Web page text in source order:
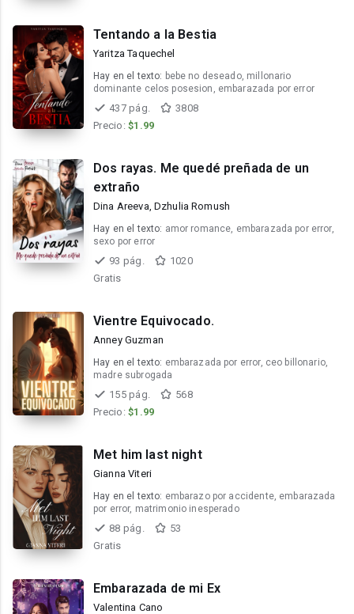
Tentando a la Bestia
Yaritza Taquechel
Hay en el texto: bebe no deseado, millonario
dominante celos posesion, embarazada por error
437 pág.
3808
Precio: $1.99
Dos rayas. Me quedé preñada de un
extraño
Dina Areeva, Dzhulia Romush
Hay en el texto: amor romance, embarazada por error,
sexo por error
93 pág.
1020
Gratis
Vientre Equivocado.
Anney Guzman
Hay en el texto: embarazada por error, ceo billonario,
madre subrogada
155 pág.
568
Precio: $1.99
Met him last night
Gianna Viteri
Hay en el texto: embarazo por accidente, embarazada
por error, matrimonio inesperado
88 pág.
53
Gratis
Embarazada de mi Ex
Valentina Cano